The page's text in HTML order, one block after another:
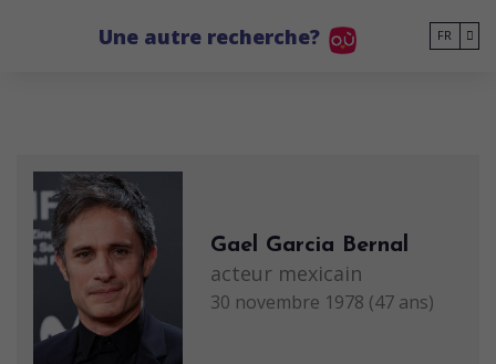
Une autre recherche? FR
Gael Garcia Bernal
acteur mexicain
30 novembre 1978 (47 ans)